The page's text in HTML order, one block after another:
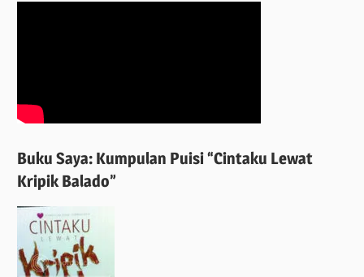
Buku Saya: Kumpulan Puisi “Cintaku Lewat
Kripik Balado”